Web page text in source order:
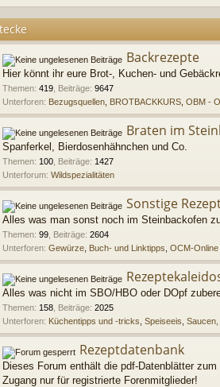
Backrezepte
Hier könnt ihr eure Brot-, Kuchen- und
Themen: 419 Beiträge: 9647
Unterforen: Bezugsquellen BROTBACKKURS OBM -
Braten im
Spanferkel, Bierdosenhähnchen und Co.
Themen: 100 Beiträge: 1427
Unterforum: Wildspezialitäten
Sonstige
Alles was man sonst noch im Steinbackofen
Themen: 99 Beiträge: 2604
Unterforen: Gewürze Buch- und Linktipps OCM-
Alles was nicht im SBO/HBO oder DOpf
Themen: 158 Beiträge: 2025
Unterforen: Küchentipps und -tricks Speiseeis Saucen,
Rezeptdatenbank
Dieses Forum enthält die pdf-Datenblätter zum
Zugang nur für registrierte Forenmitglieder!